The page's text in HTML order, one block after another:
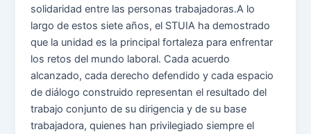
solidaridad entre las personas trabajadoras.A lo
largo de estos siete años, el STUIA ha demostrado
que la unidad es la principal fortaleza para enfrentar
los retos del mundo laboral. Cada acuerdo
alcanzado, cada derecho defendido y cada espacio
de diálogo construido representan el resultado del
trabajo conjunto de su dirigencia y de su base
trabajadora, quienes han privilegiado siempre el